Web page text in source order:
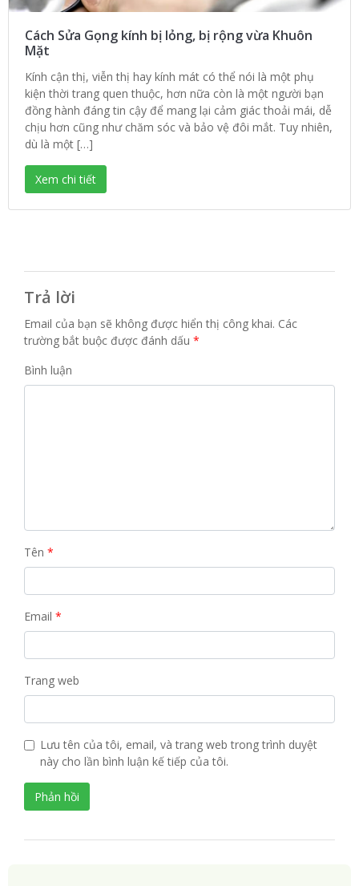
Cách Sửa Gọng kính bị lỏng, bị rộng vừa Khuôn
Mặt
Kính cận thị, viễn thị hay kính mát có thể nói là một phụ
kiện thời trang quen thuộc, hơn nữa còn là một người bạn
đồng hành đáng tin cậy để mang lại cảm giác thoải mái, dễ
chịu hơn cũng như chăm sóc và bảo vệ đôi mắt. Tuy nhiên,
dù là một […]
Xem chi tiết
Trả lời
Email của bạn sẽ không được hiển thị công khai. Các
trường bắt buộc được đánh dấu *
Bình luận
Tên *
Email *
Trang web
Lưu tên của tôi, email, và trang web trong trình duyệt
này cho lần bình luận kế tiếp của tôi.